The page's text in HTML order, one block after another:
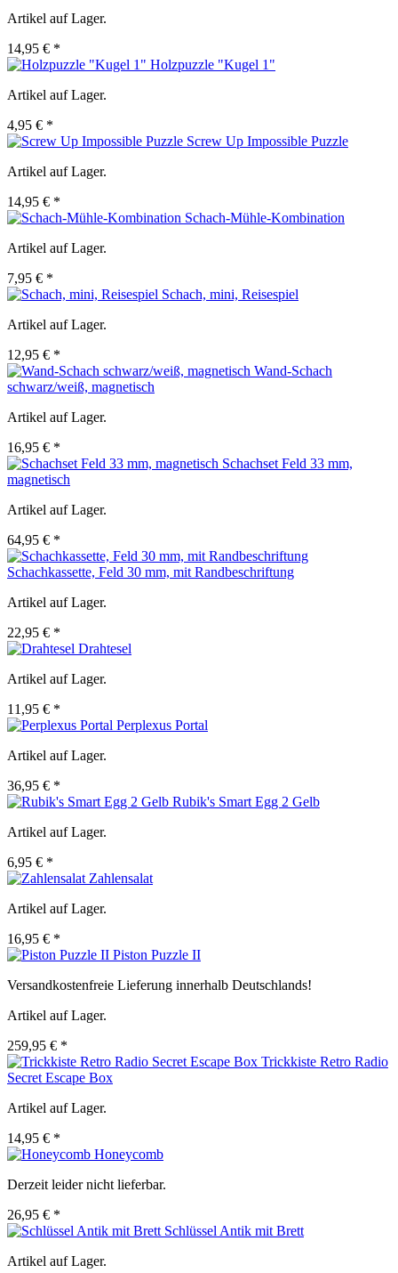
Artikel auf Lager.
14,95 € *
Holzpuzzle "Kugel 1"
Artikel auf Lager.
4,95 € *
Screw Up Impossible Puzzle
Artikel auf Lager.
14,95 € *
Schach-Mühle-Kombination
Artikel auf Lager.
7,95 € *
Schach, mini, Reisespiel
Artikel auf Lager.
12,95 € *
Wand-Schach
schwarz/weiß, magnetisch
Artikel auf Lager.
16,95 € *
Schachset Feld 33 mm,
magnetisch
Artikel auf Lager.
64,95 € *
Schachkassette, Feld 30 mm, mit Randbeschriftung
Artikel auf Lager.
22,95 € *
Drahtesel
Artikel auf Lager.
11,95 € *
Perplexus Portal
Artikel auf Lager.
36,95 € *
Rubik's Smart Egg 2 Gelb
Artikel auf Lager.
6,95 € *
Zahlensalat
Artikel auf Lager.
16,95 € *
Piston Puzzle II
Versandkostenfreie Lieferung innerhalb Deutschlands!
Artikel auf Lager.
259,95 € *
Trickkiste Retro Radio
Secret Escape Box
Artikel auf Lager.
14,95 € *
Honeycomb
Derzeit leider nicht lieferbar.
26,95 € *
Schlüssel Antik mit Brett
Artikel auf Lager.